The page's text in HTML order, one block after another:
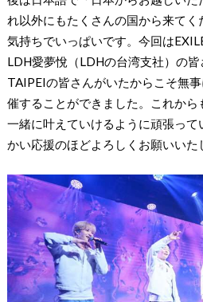
れ以外にもたくさんの国から来て
気持ちでいっぱいです。今回は
LDH愛夢悅（LDHの台湾支社）の
TAIPEIの皆さんがいたからこそ無
催することができました。これから
一緒に叶えていけるように頑張っ
かい応援のほどよろしくお願いいた